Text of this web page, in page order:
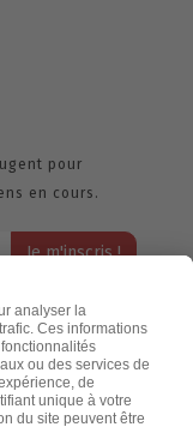
pour
en cours.
de confidentialité,